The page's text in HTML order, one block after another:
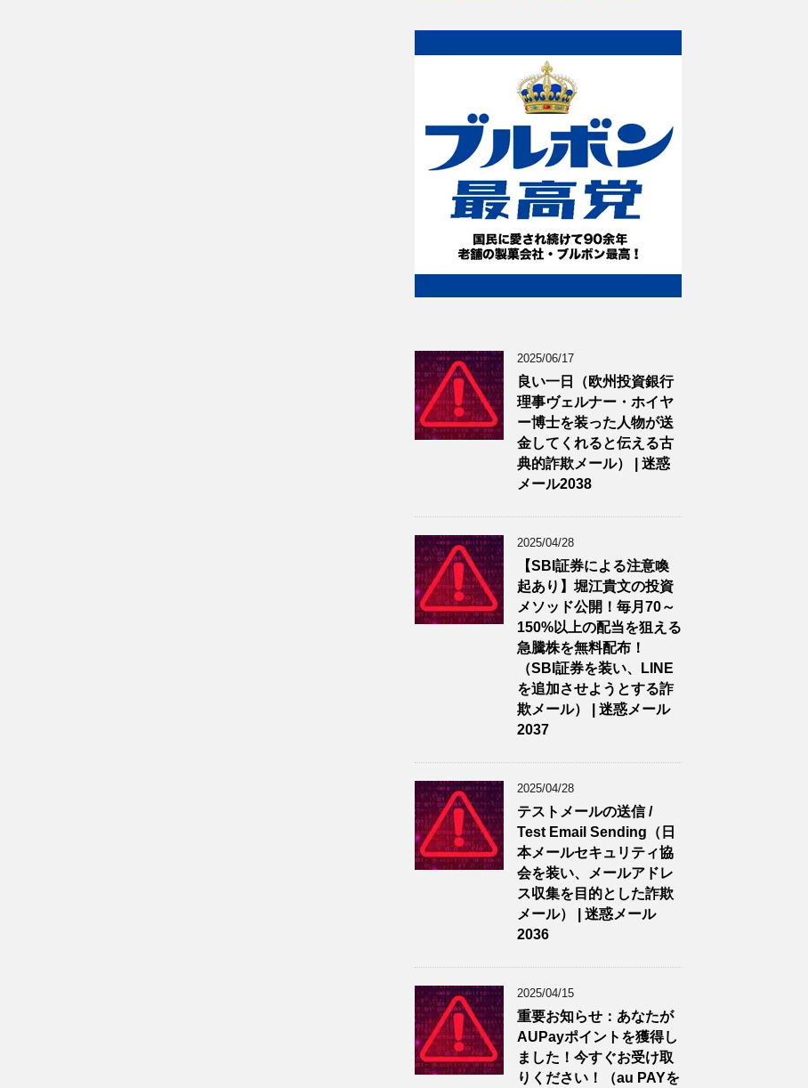
2025/06/17
良い一日（欧州投資銀行
理事ヴェルナー・ホイヤ
ー博士を装った人物が送
金してくれると伝える古
典的詐欺メール） | 迷惑
メール2038
2025/04/28
【SBI証券による注意喚
起あり】堀江貴文の投資
メソッド公開！毎月70～
150%以上の配当を狙える
急騰株を無料配布！
（SBI証券を装い、LINE
を追加させようとする詐
欺メール） | 迷惑メール
2037
2025/04/28
テストメールの送信 /
Test Email Sending（日
本メールセキュリティ協
会を装い、メールアドレ
ス収集を目的とした詐欺
メール） | 迷惑メール
2036
2025/04/15
重要お知らせ：あなたが
AUPayポイントを獲得し
ました！今すぐお受け取
りください！（au PAYを